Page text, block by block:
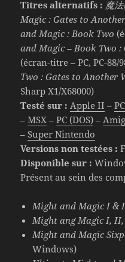
Titres alternatifs : 魔
Magic : Gates to
and Magic : Book Two
and Magic – Book Two
(écran-titre – PC, PC-88/
Two : Gates to Another
Sharp X1/X68000)
Testé sur : Apple II –
–MSX –PC (DOS) –
–Super Nintendo
Versions non testées :
Disponible sur :
Présent au sein des
Might and Magic I &
Might ang Magic I,
Might and Magic
Windows)